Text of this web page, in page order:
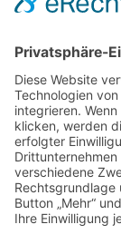
Tel.: +49 241
ALLGEMEIN
FRISEURE